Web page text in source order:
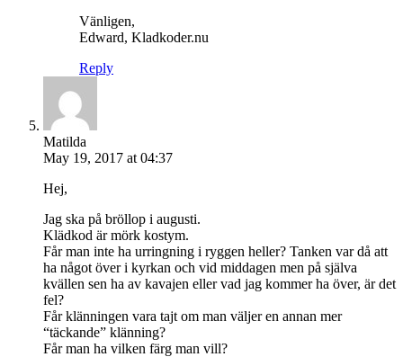
Vänligen,
Edward, Kladkoder.nu
Reply
Matilda
May 19, 2017 at 04:37
Hej,
Jag ska på bröllop i augusti.
Klädkod är mörk kostym.
Får man inte ha urringning i ryggen heller? Tanken var då att
ha något över i kyrkan och vid middagen men på själva
kvällen sen ha av kavajen eller vad jag kommer ha över, är det
fel?
Får klänningen vara tajt om man väljer en annan mer
“täckande” klänning?
Får man ha vilken färg man vill?